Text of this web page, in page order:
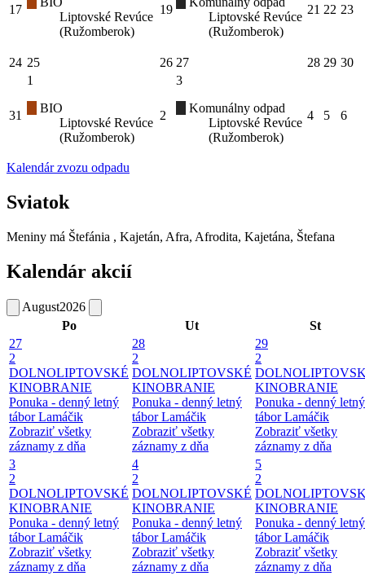
17
Liptovské Revúce
(Ružomberok)
19
Liptovské Revúce
(Ružomberok)
21 22 23
24 25 26 27 28 29 30
31
1
BIO
Liptovské Revúce
(Ružomberok)
2
3
Komunálny odpad
Liptovské Revúce
(Ružomberok)
4 5 6
Kalendár zvozu odpadu
Sviatok
Meniny má Štefánia , Kajetán, Afra, Afrodita, Kajetána, Štefana
Kalendár akcií
August2026
Po
Ut
St
27
2
DOLNOLIPTOVSKÉ
KINOBRANIE
Ponuka - denný letný
tábor Lamáčik
Zobraziť všetky
záznamy z dňa
28
2
DOLNOLIPTOVSKÉ
KINOBRANIE
Ponuka - denný letný
tábor Lamáčik
Zobraziť všetky
záznamy z dňa
29
2
KINOBRANIE
Ponuka - denný letný
tábor Lamáčik
Zobraziť všetky
záznamy z dňa
3
2
DOLNOLIPTOVSKÉ
KINOBRANIE
Ponuka - denný letný
tábor Lamáčik
Zobraziť všetky
záznamy z dňa
4
2
DOLNOLIPTOVSKÉ
KINOBRANIE
Ponuka - denný letný
tábor Lamáčik
Zobraziť všetky
záznamy z dňa
5
2
KINOBRANIE
Ponuka - denný letný
tábor Lamáčik
Zobraziť všetky
záznamy z dňa